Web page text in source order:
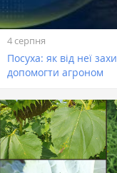
4 серпня
Посуха: як від неї
допомогти агроном